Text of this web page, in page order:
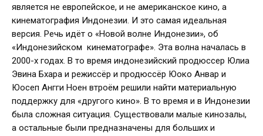
является не европейское, и не американское кино, а
кинематография Индонезии. И это самая идеальная
версия. Речь идёт о «Новой волне Индонезии», об
«Индонезийском кинематографе». Эта волна началась в
2000-х годах. В то время индонезийский продюссер Юлиа
Эвина Бхара и режиссёр и продюссёр Юоко Анвар и
Юосеп Ангги Ноен втроём решили найти материальную
поддержку для «другого кино». В то время и в Индонезии
была сложная ситуация. Существовали малые кинозалы,
а остальные были предназначены для больших и